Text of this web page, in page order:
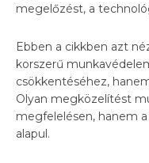
megelőzést, a
Ebben a cikkben azt
korszerű
csökkentéséhez,
Olyan megközelítést
megfelelésen, hanem
alapul.